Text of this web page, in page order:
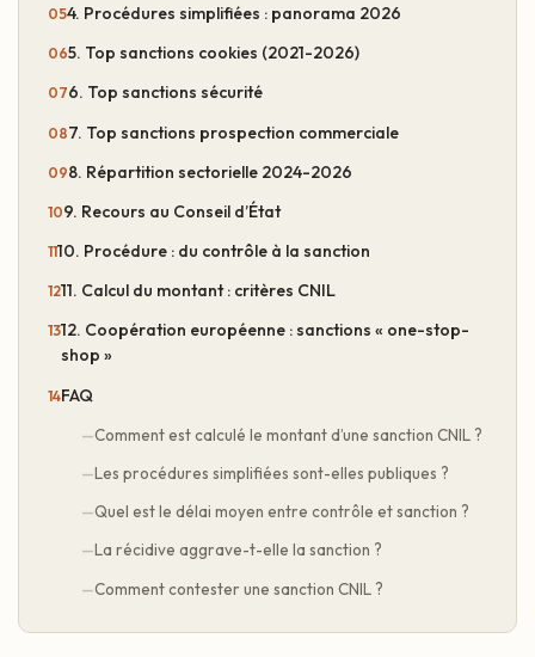
4. Procédures simplifiées : panorama 2026
5. Top sanctions cookies (2021-2026)
6. Top sanctions sécurité
7. Top sanctions prospection commerciale
8. Répartition sectorielle 2024-2026
9. Recours au Conseil d’État
10. Procédure : du contrôle à la sanction
11. Calcul du montant : critères CNIL
12. Coopération européenne : sanctions « one-stop-
shop »
FAQ
Comment est calculé le montant d’une sanction CNIL ?
Les procédures simplifiées sont-elles publiques ?
Quel est le délai moyen entre contrôle et sanction ?
La récidive aggrave-t-elle la sanction ?
Comment contester une sanction CNIL ?